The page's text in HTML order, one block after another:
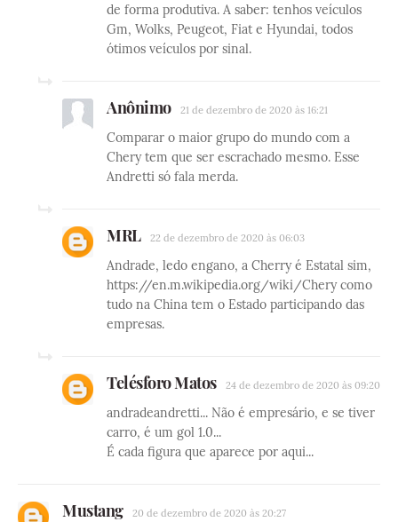
de forma produtiva. A saber: tenhos veículos
Gm, Wolks, Peugeot, Fiat e Hyundai, todos
ótimos veículos por sinal.
Anônimo 21 de dezembro de 2020 às 16:21
Comparar o maior grupo do mundo com a
Chery tem que ser escrachado mesmo. Esse
Andretti só fala merda.
MRL 22 de dezembro de 2020 às 06:03
Andrade, ledo engano, a Cherry é Estatal sim,
https://en.m.wikipedia.org/wiki/Chery como
tudo na China tem o Estado participando das
empresas.
Telésforo Matos 24 de dezembro de 2020 às 09:20
andradeandretti... Não é empresário, e se tiver
carro, é um gol 1.0...
É cada figura que aparece por aqui...
Mustang 20 de dezembro de 2020 às 20:27